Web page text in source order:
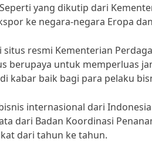
yang dikutip dari
ke negara-negara Eropa
resmi Kementerian
berupaya untuk memperluas
kabar baik bagi para pelaku
internasional dari
dari Badan Koordinasi
dari tahun ke tahun.